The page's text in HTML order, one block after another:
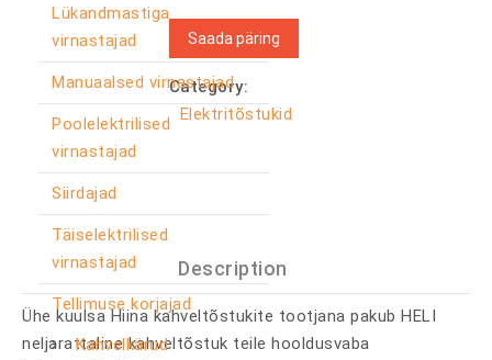
Lükandmastiga
virnastajad
Manuaalsed virnastajad
Poolelektrilised
virnastajad
Siirdajad
Täiselektrilised
virnastajad
Tellimuse korjajad
Kahvelkärud
Saada päring
Category:
Elektritõstukid
Description
Ühe kuulsa Hiina kahveltõstukite tootjana pakub HELI
neljarattaline kahveltõstuk teile hooldusvaba